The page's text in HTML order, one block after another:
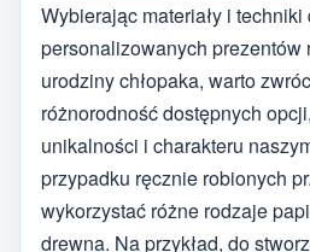
Wybierając materiały i
personalizowanych prezentów
urodziny chłopaka, warto
różnorodność dostępnych
unikalności i charakteru
przypadku ręcznie robionych
wykorzystać różne rodzaje
drewna. Na przykład, do